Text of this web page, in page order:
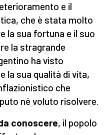
e il
che è stata molto
la sua fortuna e il suo
la stragrande
ha visto
la sua qualità di vita,
che
né voluto risolvere.
conoscere, il popolo